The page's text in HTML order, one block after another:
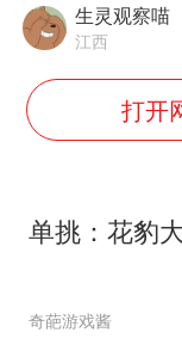
生灵观察喵
江西
打开
单挑：花豹
奇葩游戏酱